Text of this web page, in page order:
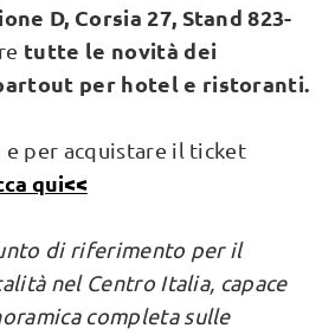
D, Corsia 27, Stand 823-
tutte le novità dei
per hotel e ristoranti.
per acquistare il ticket
qui<<
di riferimento per il
nel Centro Italia, capace
completa sulle